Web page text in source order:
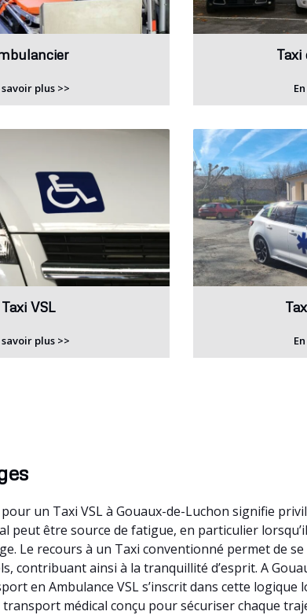
savoir plus >>
Taxi VSL
savoir plus >>
pour un Taxi VSL à Gouaux-de-Luchon signifie
peut être source de fatigue, en particulier
Le recours à un Taxi conventionné permet de
contribuant ainsi à la tranquillité d’esprit. A
en Ambulance VSL s’inscrit dans cette
médical conçu pour sécuriser chaque